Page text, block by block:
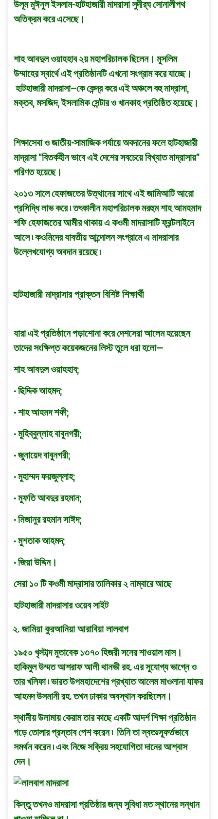
উলূম মুঈনুল ইসলাম-হাটহাজারী মাদরাসা সুদীর্ঘ সোনালীপথ
অতিক্রম করে এসেছে।
শাহ আবদুল ওয়াহহাব ২য় মহাপরিচালক ছিলেন। মুসলিম
উম্মাহের স্বার্থে এই প্রতিষ্ঠানটি এখনো সংগ্রাম করে যাচ্ছে।
হাটহাজারী মাদরাসা–কে কেন্দ্র করে এই অঞ্চলে বহু মাদ্রাসা,
মক্তব, মসজিদ, ইসলামিক সেন্টার ও খানকাহ প্রতিষ্ঠিত হয়েছে।
শিক্ষাসেবা ও জাতীয়-সামাজিক পর্যায়ে অবদানের ফলে হাটহাজারী
মাদ্রাসা “বিতর্কহীন ভাবে এই দেশের সবচেয়ে বিখ্যাত মাদ্রাসায়”
পরিণত হয়েছে।
২০১৩ সালে হেফাজতের উত্থানের সাথে এই জামিআটি আরো
প্রসিদ্ধি লাভ করে ৷ তৎকালীন মহাপরিচালক মরহুম শাহ আমহমাদ
শফি হেফাজতের আমীর থাকায় এ কওমী মাদরাসাটি ফ্রন্টলাইনে
আসে ৷ কওমিদের যাবতীয় আন্দোলন সংগ্রামে এ মাদরাসার
উল্লেখযোগ্য অবদান রয়েছে ৷
হাটহাজারী মাদ্রাসার প্রাক্তন বিশিষ্ট শিক্ষার্থী
যারা এই প্রতিষ্ঠানে পড়াশোনা করে দেশসেরা আলেম হয়েছেন
তাদের সংক্ষিপ্ত কয়েকজনের লিস্ট তুলে ধরা হলো—
শাহ আবদুল ওয়াহহাব;
• ছিদ্দিক আহমদ;
• শাহ আহমদ শফী;
• মুহিব্বুল্লাহ বাবুনগরী;
• জুনায়েদ বাবুনগরী;
• মুহাম্মদ ফয়জুল্লাহ;
• মুফতি আবদুর রহমান;
• মিজানুর রহমান সাঈদ;
• মুশতাক আহমদ;
• জিয়া উদ্দিন।
সেরা ১০ টি কওমী মাদ্রাসার তালিকার ২ নাম্বারে আছে
হাটহাজারী মাদরাসারওয়েব সাইট
২. জামিয়া কুরআনিয়া আরাবিয়া লালবাগ
১৯৫০ খৃস্টাব্দ মুতাবেক ১৩৭০ হিজরী সনের শাওয়াল মাস।
হাকিমুল উম্মত আশরাফ আলী থানভী রহ. এর সুযোগ্য ভাগ্নে ও
তার খলিফা ৷ ভারত উপমহাদেশের প্রখ্যাত আলেম মাওলানা যাফর
আহমদ উসমানী রহ. তখন ঢাকায় অবস্থান করছিলেন।
স্থানীয় উলামায় কেরাম তার কাছে একটি আদর্শ শিক্ষা প্রতিষ্ঠান
গড়ে তোলার প্রস্তাব পেশ করেন ৷ তিনি তা স্বতঃস্ফূর্তভাবে
সমর্থন করেন ৷ এবং নিজে সক্রিয় সহযোগিতা দানের আশ্বাস
দেন।
কিন্তু তখনও মাদরাসা প্রতিষ্ঠার জন্য সুবিধা মত স্থানের সন্ধান